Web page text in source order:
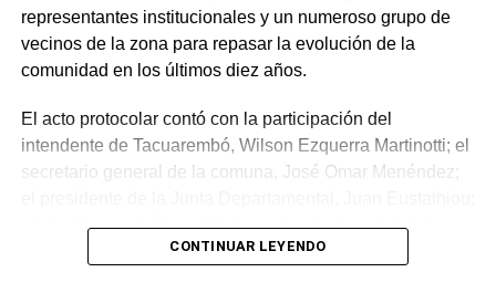
representantes institucionales y un numeroso grupo de
vecinos de la zona para repasar la evolución de la
comunidad en los últimos diez años.
El acto protocolar contó con la participación del
intendente de Tacuarembó, Wilson Ezquerra Martinotti; el
secretario general de la comuna, José Omar Menéndez;
el alcalde local, Álvaro Mattos, además de autoridades
policiales, militares, ediles y referentes de organizaciones
CONTINUAR LEYENDO